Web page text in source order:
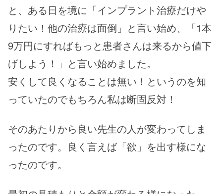
と、ある日を境に「インプラント治療だけや
りたい！他の治療は面倒」と言い始め、「1本
9万円にすればもっと患者さんは来るから値下
げしよう！」と言い始めました。
安くして良くなることは無い！というのを知
っていたのでもちろん私は断固反対！
そのあたりから良い先生の人が変わってしま
ったのです。良く言えば「欲」を出す様にな
ったのです。